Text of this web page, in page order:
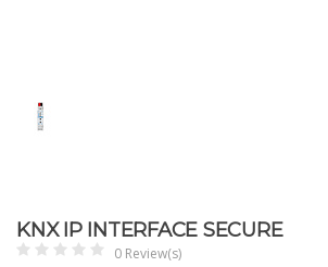
KNX IP INTERFACE SECURE
0 Review(s)